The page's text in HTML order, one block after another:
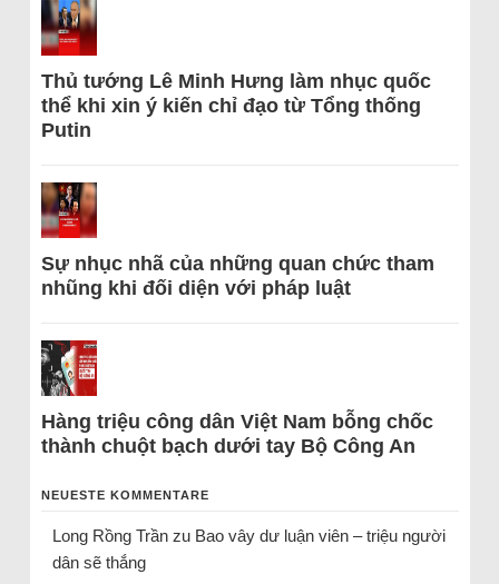
Thủ tướng Lê Minh Hưng làm nhục quốc
thể khi xin ý kiến chỉ đạo từ Tổng thống
Putin
Sự nhục nhã của những quan chức tham
nhũng khi đối diện với pháp luật
Hàng triệu công dân Việt Nam bỗng chốc
thành chuột bạch dưới tay Bộ Công An
NEUESTE KOMMENTARE
Long Rồng Trầnzu Bao vây dư luận viên – triệu người
dân sẽ thắng